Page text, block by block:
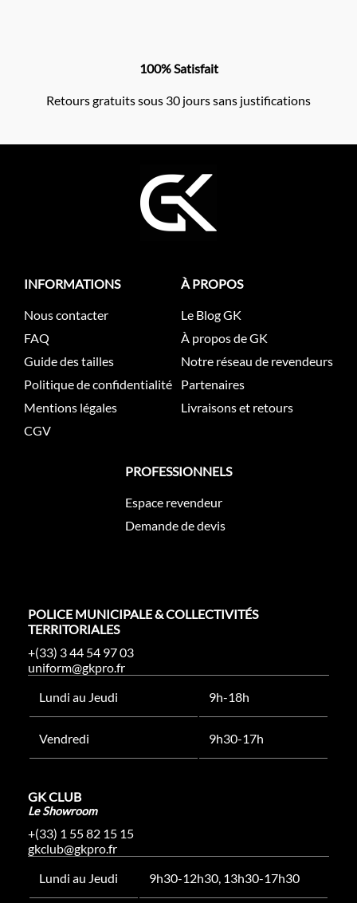
100% Satisfait
Retours gratuits sous 30 jours sans justifications
INFORMATIONS
Nous contacter
FAQ
Guide des tailles
Politique de confidentialité
Mentions légales
CGV
À PROPOS
Le Blog GK
À propos de GK
Notre réseau de revendeurs
Partenaires
Livraisons et retours
PROFESSIONNELS
Espace revendeur
Demande de devis
POLICE MUNICIPALE & COLLECTIVITÉS
TERRITORIALES
+(33) 3 44 54 97 03
uniform@gkpro.fr
Lundi au Jeudi
9h-18h
Vendredi 9h30-17h
GK CLUB
Le Showroom
+(33) 1 55 82 15 15
gkclub@gkpro.fr
Lundi au Jeudi
9h30-12h30, 13h30-17h30